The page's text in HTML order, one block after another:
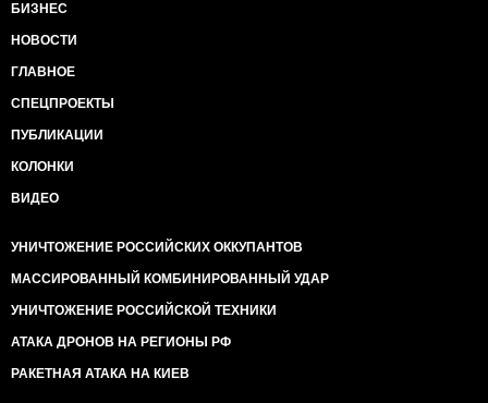
БИЗНЕС
НОВОСТИ
ГЛАВНОЕ
СПЕЦПРОЕКТЫ
ПУБЛИКАЦИИ
КОЛОНКИ
ВИДЕО
УНИЧТОЖЕНИЕ РОССИЙСКИХ ОККУПАНТОВ
МАССИРОВАННЫЙ КОМБИНИРОВАННЫЙ УДАР
УНИЧТОЖЕНИЕ РОССИЙСКОЙ ТЕХНИКИ
АТАКА ДРОНОВ НА РЕГИОНЫ РФ
РАКЕТНАЯ АТАКА НА КИЕВ